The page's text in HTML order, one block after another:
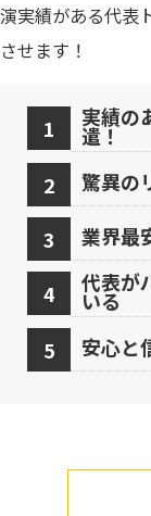
演実績がある代表
させます！
実績の
遣！
驚異の
業界最
代表が
いる
安心と